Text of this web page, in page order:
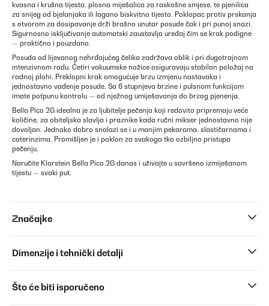
kvasna i krušna tijesta, plosna miješalica za raskošne smjese, te pjenilica
za snijeg od bjelanjaka ili lagano biskvitno tijesto. Poklopac protiv prskanja
s otvorom za dosipavanje drži brašno unutar posude čak i pri punoj snazi.
Sigurnosno isključivanje automatski zaustavlja uređaj čim se krak podigne
— praktično i pouzdano.
Posuda od lijevanog nehrđajućeg čelika zadržava oblik i pri dugotrajnom
intenzivnom radu. Četiri vakuumske nožice osiguravaju stabilan položaj na
radnoj plohi. Preklopni krak omogućuje brzu izmjenu nastavaka i
jednostavno vađenje posude. Sa 6 stupnjeva brzine i pulsnom funkcijom
imate potpunu kontrolu — od nježnog umiješavanja do brzog pjenenja.
Bella Pico 2G idealna je za ljubitelje pečenja koji redovito pripremaju veće
količine, za obiteljska slavlja i praznike kada ručni mikser jednostavno nije
dovoljan. Jednako dobro snalazi se i u manjim pekarama, slastičarnama i
caterinzima. Promišljen je i poklon za svakoga tko ozbiljno pristupa
pečenju.
Naručite Klarstein Bella Pico 2G danas i uživajte u savršeno izmiješanom
tijestu — svaki put.
Značajke
Dimenzije i tehnički detalji
Što će biti isporučeno